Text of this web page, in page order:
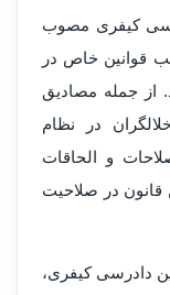
آیین دادرسی کیفری مصوب
قوانین خاص در
جمله مصادیق
در نظام
مصوب ۱۳۶۹/۹/۱۹ با اصلاحات و الحاقات
تبصره ۶ ماده ۲ همین قانون در صلاحیت
ماده ۵۷۰ قانون آیین دادرسی کیفری،